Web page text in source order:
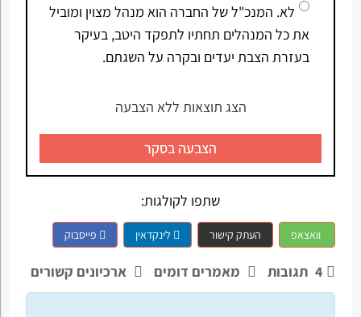
לא. המנכ"ל של החברה הוא מנהל מצוין ומוביל
את כל המנהלים תחתיו לתפקד היטב, בעיקר
בעזרת הצבת יעדים ובקרה על השגתם.
הצג תוצאות ללא הצבעה
הצבעה בסקר
שתפו לקולגות:
וואצאפ העתק קישור לינקדאין פייסבוק
4 תגובות מאמרים דומים ארכיונים קשורים